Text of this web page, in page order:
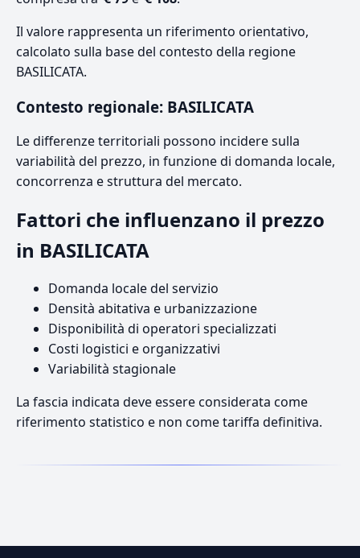
Il valore rappresenta un riferimento orientativo,
calcolato sulla base del contesto della regione
BASILICATA.
Contesto regionale: BASILICATA
Le differenze territoriali possono incidere sulla
variabilità del prezzo, in funzione di domanda locale,
concorrenza e struttura del mercato.
Fattori che influenzano il prezzo
in BASILICATA
Domanda locale del servizio
Densità abitativa e urbanizzazione
Disponibilità di operatori specializzati
Costi logistici e organizzativi
Variabilità stagionale
La fascia indicata deve essere considerata come
riferimento statistico e non come tariffa definitiva.